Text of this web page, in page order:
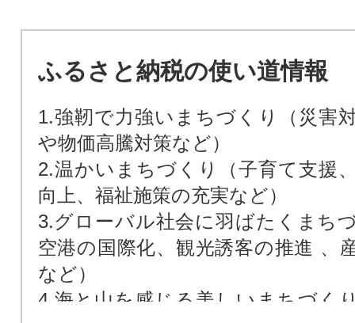
ふるさと納税の使い道情報
1.強靭で⼒強いまちづくり（災害
や物価⾼騰対策など）
2.温かいまちづくり（子育て支援
向上、福祉施策の充実など）
3.グローバル社会に⽻ばたくまち
空港の国際化、観光誘客の推進 、
など）
4.海と⼭を感じる美しいまちづく